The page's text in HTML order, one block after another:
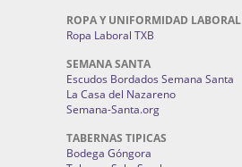
ROPA Y UNIFORMIDAD LABORAL
Ropa Laboral TXB
SEMANA SANTA
Escudos Bordados Semana Santa
La Casa del Nazareno
Semana-Santa.org
TABERNAS TIPICAS
Bodega Góngora